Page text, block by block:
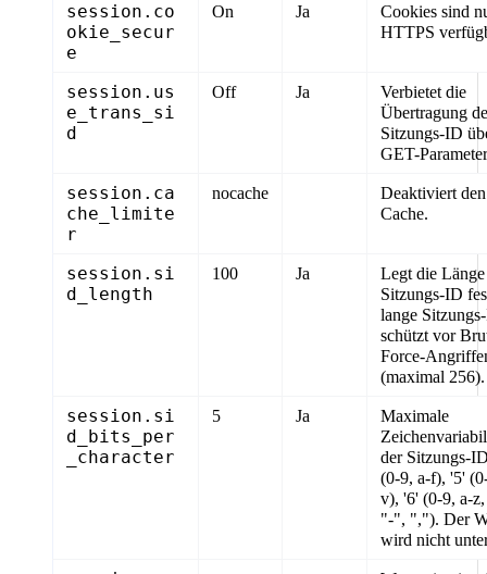
session.co
okie_secur
e
On Ja
Cookies sind
HTTPS
session.us
e_trans_si
d
Off Ja
Verbietet die
Übertragung
Sitzungs-ID
GET-
session.ca
che_limite
r
nocache
Deaktiviert den
Cache.
session.si
d_length
100 Ja
Legt die
Sitzungs-ID
lange
schützt vor
Force-
(maximal 256).
session.si
d_bits_per
_character
5 Ja
Maximale
der Sitzungs-
(0-9, a-f), '5'
v), '6' (0-9, a-
"-", ","). Der
wird nicht